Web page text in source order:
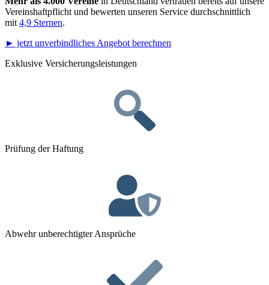
Vereinshaftpflicht und bewerten unseren Service durchschnittlich
mit 4,9 Sternen.
► jetzt unverbindliches Angebot berechnen
Exklusive Versicherungsleistungen
Prüfung der Haftung
Abwehr unberechtigter Ansprüche